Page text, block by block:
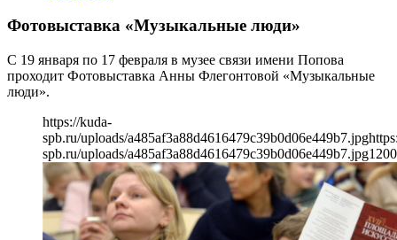
Фотовыставка «Музыкальные люди»
С 19 января по 17 февраля в музее связи имени Попова
проходит Фотовыставка Анны Флегонтовой «Музыкальные
люди».
https://kuda-
spb.ru/uploads/a485af3a88d4616479c39b0d06e449b7.jpg
spb.ru/uploads/a485af3a88d4616479c39b0d06e449b7.jpg1200